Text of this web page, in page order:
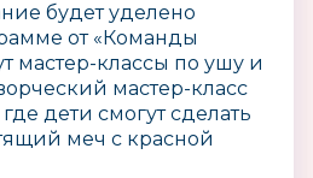
будет уделено
от «Команды
мастер-классы по ушу и
мастер-класс
дети смогут сделать
меч с красной